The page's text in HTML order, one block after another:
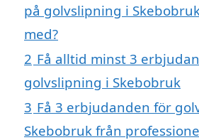
på golvslipning i
med?
2 Få alltid minst 3
golvslipning i Skebobruk
3 Få 3 erbjudanden för
Skebobruk från